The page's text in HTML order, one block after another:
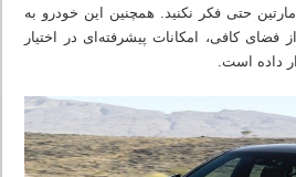
حتی فکر نکنید. همچنین این خودرو به
فضای کافی، امکانات پیشرفته‌ای در اختیار
داده است.